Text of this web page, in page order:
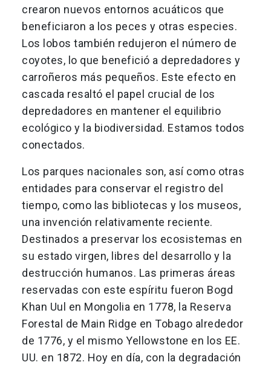
crearon nuevos entornos acuáticos que
beneficiaron a los peces y otras especies.
Los lobos también redujeron el número de
coyotes, lo que benefició a depredadores y
carroñeros más pequeños. Este efecto en
cascada resaltó el papel crucial de los
depredadores en mantener el equilibrio
ecológico y la biodiversidad. Estamos todos
conectados.
Los parques nacionales son, así como otras
entidades para conservar el registro del
tiempo, como las bibliotecas y los museos,
una invención relativamente reciente.
Destinados a preservar los ecosistemas en
su estado virgen, libres del desarrollo y la
destrucción humanos. Las primeras áreas
reservadas con este espíritu fueron Bogd
Khan Uul en Mongolia en 1778, la Reserva
Forestal de Main Ridge en Tobago alrededor
de 1776, y el mismo Yellowstone en los EE.
UU. en 1872. Hoy en día, con la degradación